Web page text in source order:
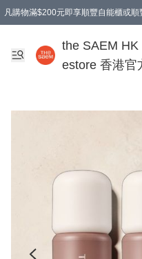
凡購物滿$200元即享順豐自能櫃或
the SAEM HK
estore 香港官